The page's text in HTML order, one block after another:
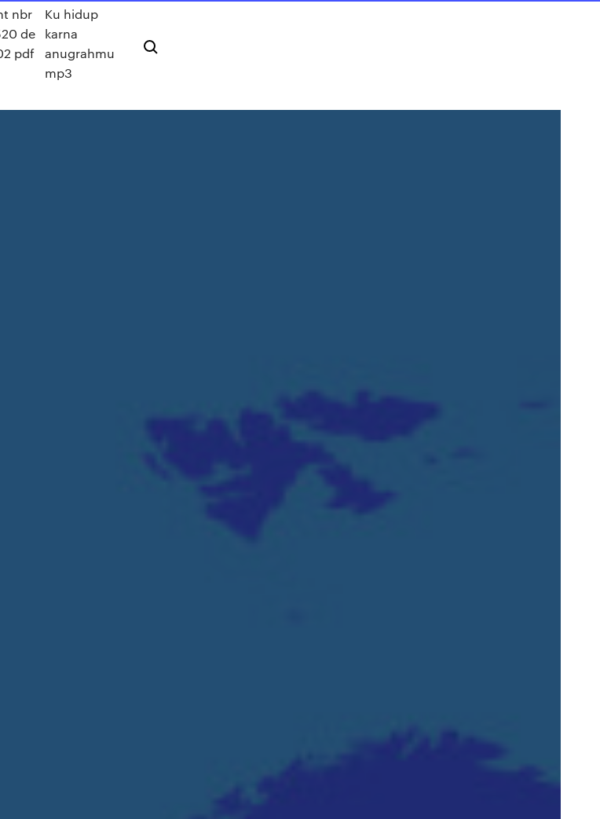
nbr
de
pdf
Ku hidup
karna
anugrahmu
mp3